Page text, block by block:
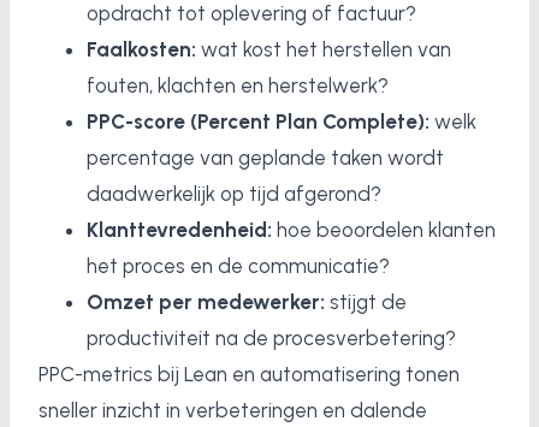
opdracht tot oplevering of factuur?
Faalkosten: wat kost het herstellen van
fouten, klachten en herstelwerk?
PPC-score (Percent Plan Complete): welk
percentage van geplande taken wordt
daadwerkelijk op tijd afgerond?
Klanttevredenheid: hoe beoordelen klanten
het proces en de communicatie?
Omzet per medewerker: stijgt de
productiviteit na de procesverbetering?
PPC-metrics bij Lean en automatisering tonen
sneller inzicht in verbeteringen en dalende